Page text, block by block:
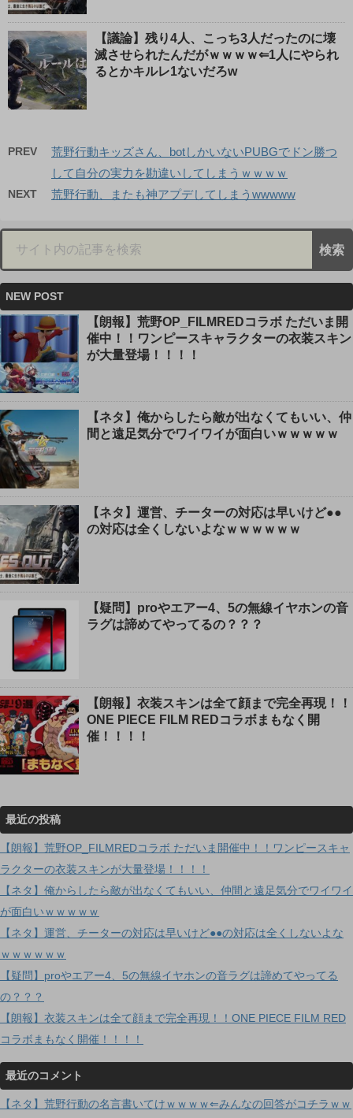
【議論】残り4人、こっち3人だったのに壊
滅させられたんだがｗｗｗｗ⇐1人にやられ
るとかキルレ1ないだろw
PREV
荒野行動キッズさん、botしかいないPUBGでドン勝つ
して自分の実力を勘違いしてしまうｗｗｗｗ
NEXT 荒野行動、またも神アプデしてしまうwwwww
NEW POST
【朗報】荒野OP_FILMREDコラボ ただいま開
催中！！ワンピースキャラクターの衣装スキン
が大量登場！！！！
【ネタ】俺からしたら敵が出なくてもいい、仲
間と遠足気分でワイワイが面白いｗｗｗｗｗ
【ネタ】運営、チーターの対応は早いけど●●
の対応は全くしないよなｗｗｗｗｗｗ
【疑問】proやエアー4、5の無線イヤホンの音
ラグは諦めてやってるの？？？
【朗報】衣装スキンは全て顔まで完全再現！！
ONE PIECE FILM REDコラボまもなく開
催！！！！
最近の投稿
【朗報】荒野OP_FILMREDコラボ ただいま開催中！！ワンピースキャ
ラクターの衣装スキンが大量登場！！！！
【ネタ】俺からしたら敵が出なくてもいい、仲間と遠足気分でワイワイ
が面白いｗｗｗｗｗ
【ネタ】運営、チーターの対応は早いけど●●の対応は全くしないよな
ｗｗｗｗｗｗ
【疑問】proやエアー4、5の無線イヤホンの音ラグは諦めてやってる
の？？？
【朗報】衣装スキンは全て顔まで完全再現！！ONE PIECE FILM RED
コラボまもなく開催！！！！
最近のコメント
【ネタ】荒野行動の名言書いてけｗｗｗｗ⇐みんなの回答がコチラｗｗ